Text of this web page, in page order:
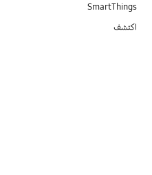
SmartThings
اكتشف